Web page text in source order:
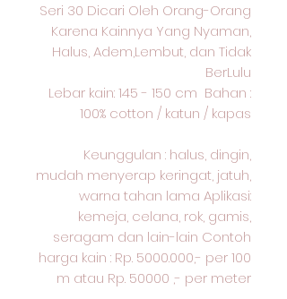
Seri 30 Dicari Oleh Orang-Orang
Karena Kainnya Yang Nyaman,
Halus, Adem,Lembut, dan Tidak
BerLulu
Lebar kain: 145 - 150 cm Bahan :
100% cotton / katun / kapas
Keunggulan : halus, dingin,
mudah menyerap keringat, jatuh,
warna tahan lama Aplikasi:
kemeja, celana, rok, gamis,
seragam dan lain-lain Contoh
harga kain : Rp. 5000.000,- per 100
m atau Rp. 50000 ,- per meter